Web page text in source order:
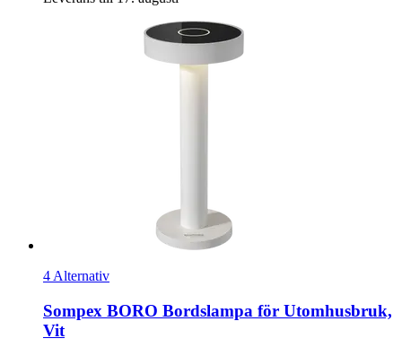
4 Alternativ
Sompex BORO Bordslampa för Utomhusbruk,
Vit